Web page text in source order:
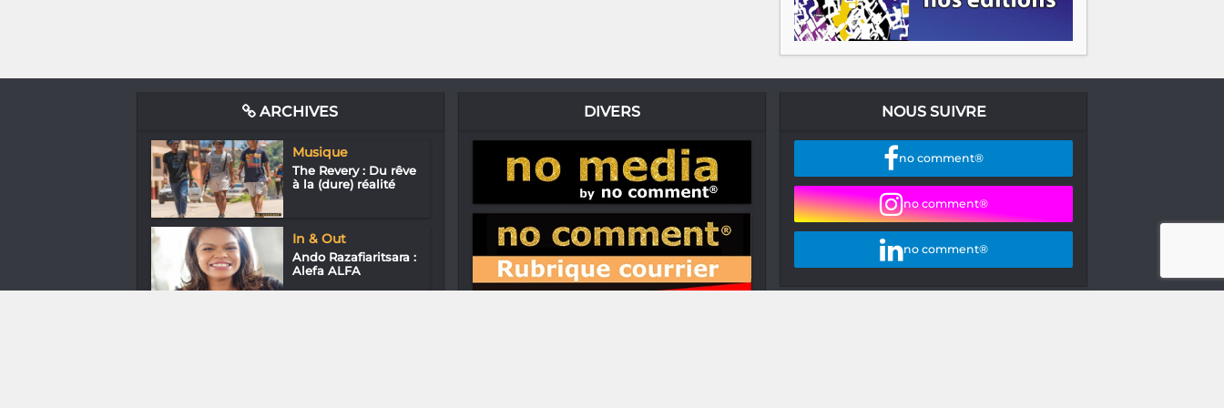
ARCHIVES
Musique
The Revery : Du rêve
à la (dure) réalité
In & Out
Ando Razafiaritsara :
Alefa ALFA
DIVERS NOUS SUIVRE
no comment®
no comment®
no comment®